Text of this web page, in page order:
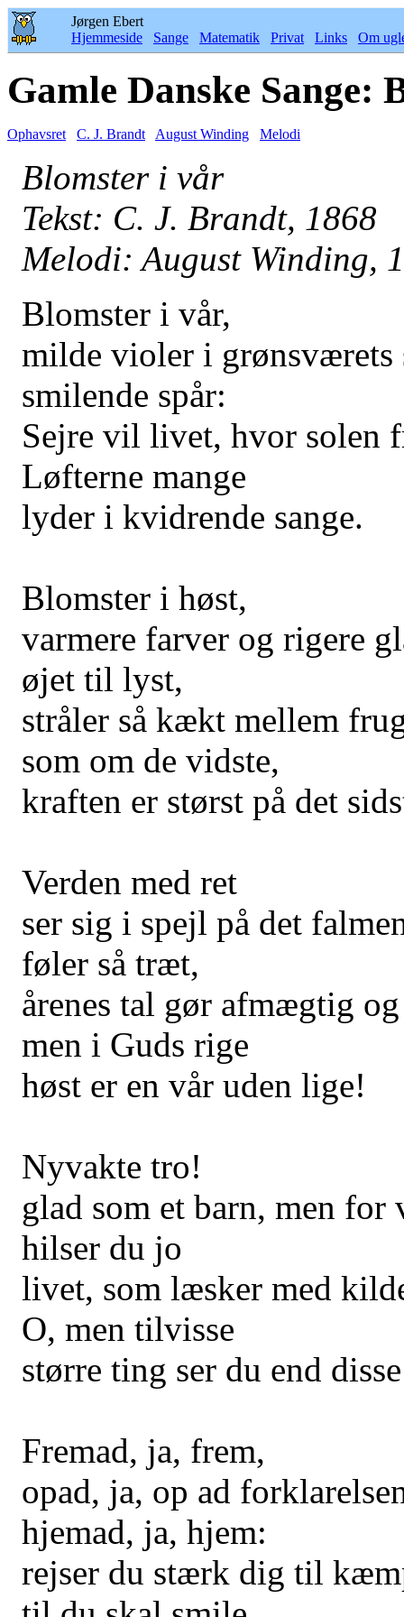
Jørgen Ebert
Hjemmeside
Sange Matematik Privat Links Om
Gamle Danske Sange:
Ophavsret C. J. Brandt August Winding Melodi
Blomster i vår
Tekst: C. J. Brandt, 1868
Melodi: August Winding,
Blomster i vår,
milde violer i grønsværets
smilende spår:
Sejre vil livet, hvor solen
Løfterne mange
lyder i kvidrende sange.
Blomster i høst,
varmere farver og rigere
øjet til lyst,
stråler så kækt mellem
som om de vidste,
kraften er størst på det
Verden med ret
ser sig i spejl på det
føler så træt,
årenes tal gør afmægtig
men i Guds rige
høst er en vår uden lige!
Nyvakte tro!
glad som et barn, men for
hilser du jo
livet, som læsker med
O, men tilvisse
større ting ser du end
Fremad, ja, frem,
opad, ja, op ad
hjemad, ja, hjem:
rejser du stærk dig til